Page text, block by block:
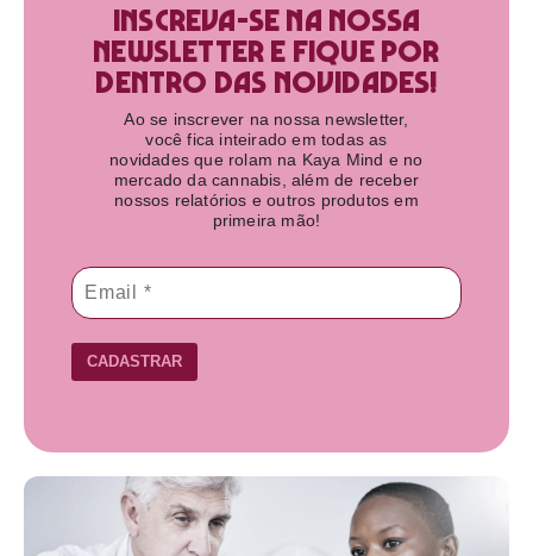
Inscreva-se na nossa
newsletter e fique por
dentro das novidades!​
Ao se inscrever na nossa newsletter,
você fica inteirado em todas as
novidades que rolam na Kaya Mind e no
mercado da cannabis, além de receber
nossos relatórios e outros produtos em
primeira mão!
CADASTRAR